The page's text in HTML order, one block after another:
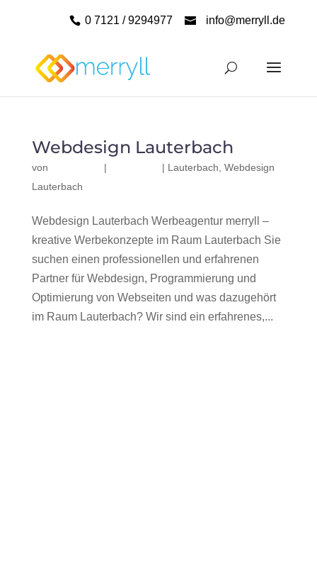
0 7121 / 9294977 info@merryll.de
Webdesign Lauterbach
von | | Lauterbach Webdesign
Lauterbach
Webdesign Lauterbach Werbeagentur merryll –
kreative Werbekonzepte im Raum Lauterbach Sie
suchen einen professionellen und erfahrenen
Partner für Webdesign, Programmierung und
Optimierung von Webseiten und was dazugehört
im Raum Lauterbach? Wir sind ein erfahrenes,...